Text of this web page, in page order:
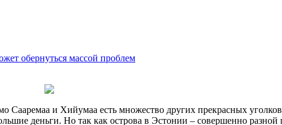
обернуться массой проблем
и Хийумаа есть множество других прекрасных
деньги. Но так как острова в Эстонии – совершенно